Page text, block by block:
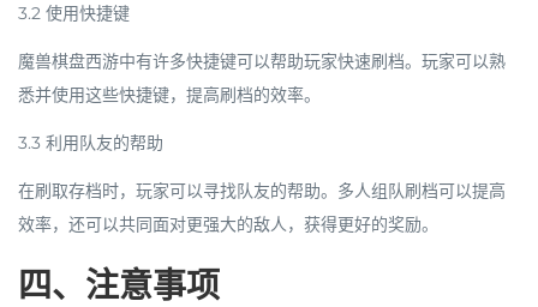
3.2 使用快捷键
魔兽棋盘西游中有许多快捷键可以帮助玩家快速刷档。玩家可以熟
悉并使用这些快捷键，提高刷档的效率。
3.3 利用队友的帮助
在刷取存档时，玩家可以寻找队友的帮助。多人组队刷档可以提高
效率，还可以共同面对更强大的敌人，获得更好的奖励。
四、注意事项